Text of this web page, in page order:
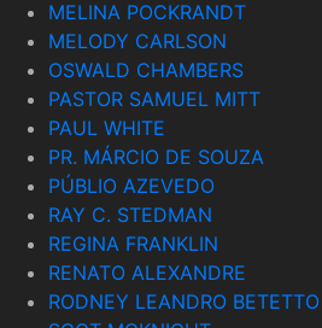
MELINA POCKRANDT
MELODY CARLSON
OSWALD CHAMBERS
PASTOR SAMUEL MITT
PAUL WHITE
PR. MÁRCIO DE SOUZA
PÚBLIO AZEVEDO
RAY C. STEDMAN
REGINA FRANKLIN
RENATO ALEXANDRE
RODNEY LEANDRO BETETTO